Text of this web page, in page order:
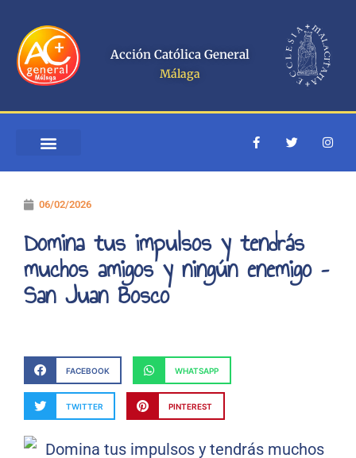
contenido
Acción Católica General
Málaga
F
a
e
f
T
w
t
I
n
t
06/02/2026
Domina tus impulsos y tendrás
muchos amigos y ningún enemigo –
San Juan Bosco
FACEBOOK WHATSAPP
TWITTER PINTEREST